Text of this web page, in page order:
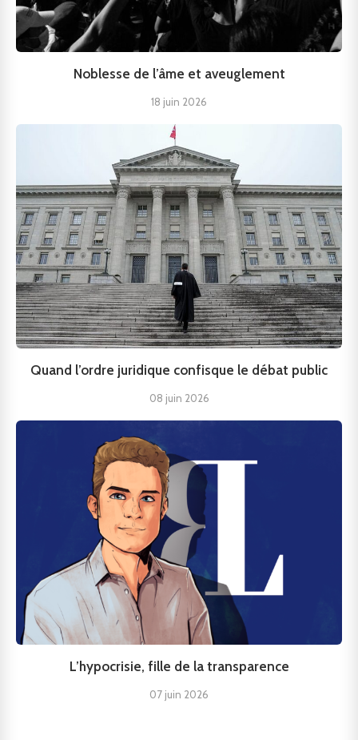
Noblesse de l’âme et aveuglement
18 juin 2026
Quand l’ordre juridique confisque le débat public
08 juin 2026
L’hypocrisie, fille de la transparence
07 juin 2026